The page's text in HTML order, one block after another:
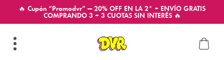
🔥 Cupón “Promodvr” — 20% OFF EN LA 2° + ENVÍO GRATIS
COMPRANDO 3 + 3 CUOTAS SIN INTERÉS 🔥